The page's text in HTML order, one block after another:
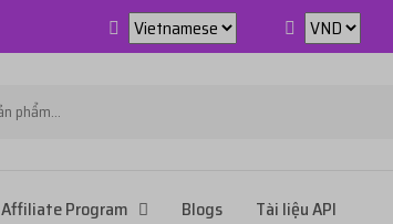
Affiliate Program Blogs Tài liệu API